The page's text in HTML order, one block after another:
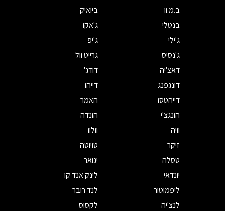
ב.מ.וו
ביואיק
בנטלי
ג'אקו
ג'ילי
ג'יפ
ג'נסיס
גרייט וול
דאצ'יה
דודג'
דונגפנג
דייהו
דייהטסו
האמר
הונגצ'י
הונדה
וויה
וולוו
זיקר
טויוטה
טסלה
יגואר
יונדאי
לינק אנד קו
ליפמוטור
לנד רובר
לנצ'יה
לקסוס